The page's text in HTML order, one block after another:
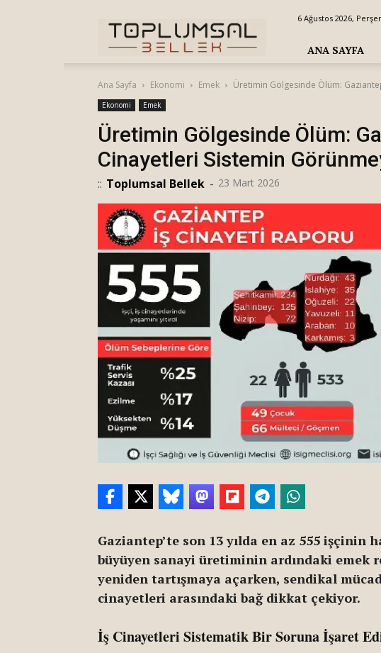
Bellek
6 Ağustos 2026,
ANA SAYFA
Ana Sayfa Ekonomi Emek Üretimin Gölgesinde Ölüm:
Ekonomi Emek
Üretimin Gölgesinde Ölüm:
Cinayetleri Sistemin
:: Toplumsal Bellek - 23 Mart 2026
Gaziantep’te son 13 yılda en az 555 işçinin
büyüyen sanayi üretiminin ardındaki emek
yeniden tartışmaya açarken, sendikal
cinayetleri arasındaki bağ dikkat çekiyor.
İş Cinayetleri Sistematik Bir Soruna İşaret